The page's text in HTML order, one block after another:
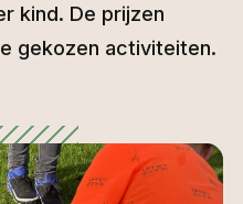
kind. De prijzen
gekozen activiteiten.